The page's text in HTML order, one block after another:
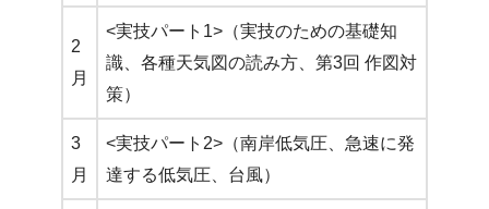
2
月
<実技パート1>（実技のための基礎知
識、各種天気図の読み方、第3回 作図対
策）
3
月
<実技パート2>（南岸低気圧、急速に発
達する低気圧、台風）